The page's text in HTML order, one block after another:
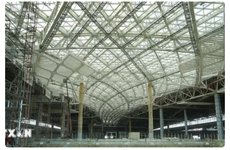
gương sáng về tinh thần quả cảm, nghĩa hiệp, sâu đậm
bản sắc văn hóa, của dân tộc Việt Nam.